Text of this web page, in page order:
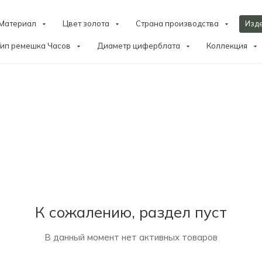
Цвет золота Страна производства
ремешка Часов Диаметр циферблата Коллекция
К сожалению, раздел пуст
В данный момент нет активных товаров